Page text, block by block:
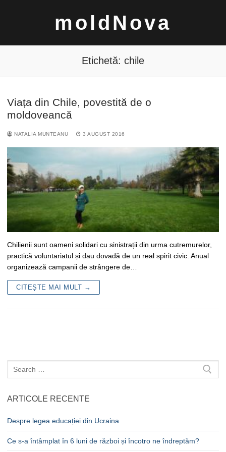
moldNova
Caută
Etichetă: chile
Viața din Chile, povestită de o
moldoveancă
NATALIA MUNTEANU 3 AUGUST 2016
Chilienii sunt oameni solidari cu sinistrații din urma cutremurelor,
practică voluntariatul și dau dovadă de un real spirit civic. Anual
organizează campanii de strângere de…
CITEȘTE MAI MULT →
Caută
după:
ARTICOLE RECENTE
Despre legea educației din Ucraina
Ce s-a întâmplat în 6 luni de război și încotro ne îndreptăm?